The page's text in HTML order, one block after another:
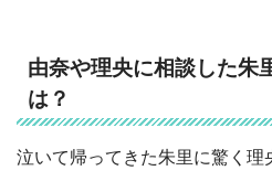
由奈や理央に相談した朱
は？
泣いて帰ってきた朱里に驚く理